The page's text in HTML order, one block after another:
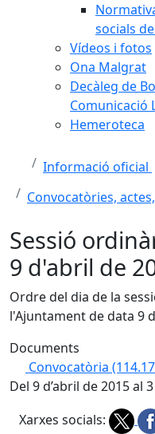
socials
Vídeos i fotos
Ona Malgrat
Decàleg de
Comunicació
Hemeroteca
Informació oficial
Convocatòries,
Sessió
9 d'abril de
Ordre del dia de la
l'Ajuntament de data 9
Documents
Convocatòria
Del 9 d’abril de 2015 al
Xarxes socials: